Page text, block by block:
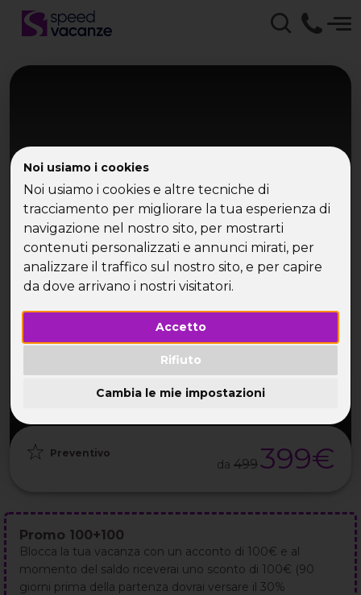
Noi usiamo i cookies
Noi usiamo i cookies e altre tecniche di
tracciamento per migliorare la tua esperienza di
navigazione nel nostro sito, per mostrarti
contenuti personalizzati e annunci mirati, per
analizzare il traffico sul nostro sito, e per capire
da dove arrivano i nostri visitatori.
Accetto
Rifiuto
Cambia le mie impostazioni
Toscana
Weekend a cavallo
22 Gen
Preventivo
da 499399€
Promo 100+100
Blocca la tua vacanza con un acconto di 100€ e al
momento del saldo riceverai uno sconto di 100€ (90
giorni prima della partenza dovrai versare il 30%